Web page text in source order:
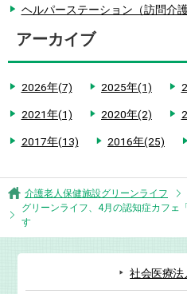
ヘルパーステーション（訪問介
アーカイブ
2026年(7) 2025年(1)
2021年(1) 2020年(2)
2017年(13) 2016年(25)
介護老人保健施設グリーンライフ
グリーンライフ、4月の認知症カフェ
す
社会医療法